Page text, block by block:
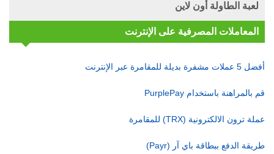
لعبة الطاولة أون لاين
المعاملات المصرفية على الإنترنت
أفضل 5 عملات مشفرة بديلة للمقامرة عبر الإنترنت
قم بالمراهنة باستخدام PurplePay
عملة ترون الالكترونية (TRX) للمقامرة
طريقة الدفع ببطاقة باي آر (Payr)